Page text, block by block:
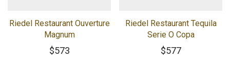
Riedel Restaurant Ouverture
Magnum
$573
Riedel Restaurant Tequila
Serie O Copa
$577